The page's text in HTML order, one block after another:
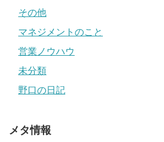
その他
マネジメントのこと
営業ノウハウ
未分類
野口の日記
メタ情報